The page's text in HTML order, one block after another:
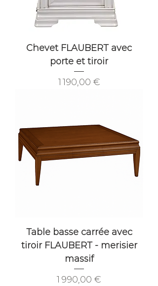
Chevet FLAUBERT avec
porte et tiroir
Prix
1 190,00 €
Table basse carrée avec
tiroir FLAUBERT - merisier
massif
Prix
1 990,00 €